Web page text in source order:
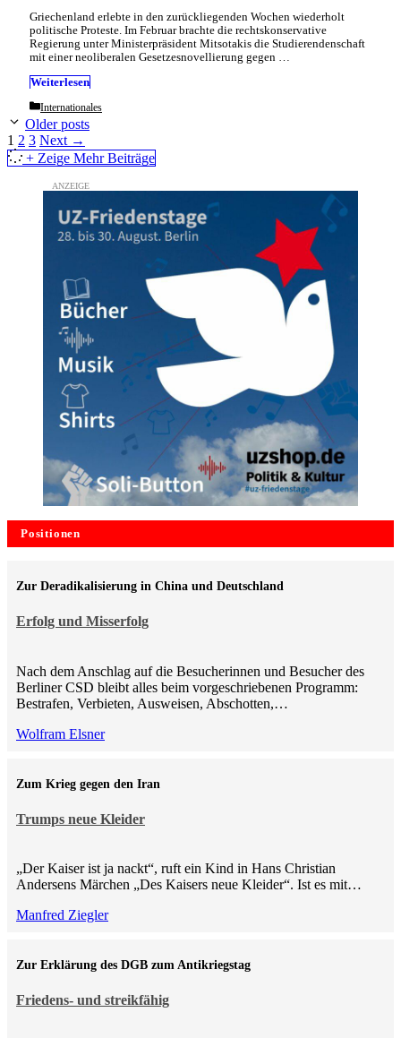
Griechenland erlebte in den zurückliegenden Wochen wiederholt
politische Proteste. Im Februar brachte die rechtskonservative
Regierung unter Ministerpräsident Mitsotakis die Studierendenschaft
mit einer neoliberalen Gesetzesnovellierung gegen …
Weiterlesen
Categories
Internationales
Older posts
Page
1 Page
2 Page
3 Next →
+ Zeige Mehr Beiträge
Positionen
Erfolg und Misserfolg
Zur Deradikalisierung in China und Deutschland
Nach dem Anschlag auf die Besucherinnen und Besucher des
Berliner CSD bleibt alles beim vorgeschriebenen Programm:
Bestrafen, Verbieten, Ausweisen, Abschotten,…
Wolfram Elsner
Trumps neue Kleider
Zum Krieg gegen den Iran
„Der Kaiser ist ja nackt“, ruft ein Kind in Hans Christian
Andersens Märchen „Des Kaisers neue Kleider“. Ist es mit…
Manfred Ziegler
Friedens- und streikfähig
Zur Erklärung des DGB zum Antikriegstag